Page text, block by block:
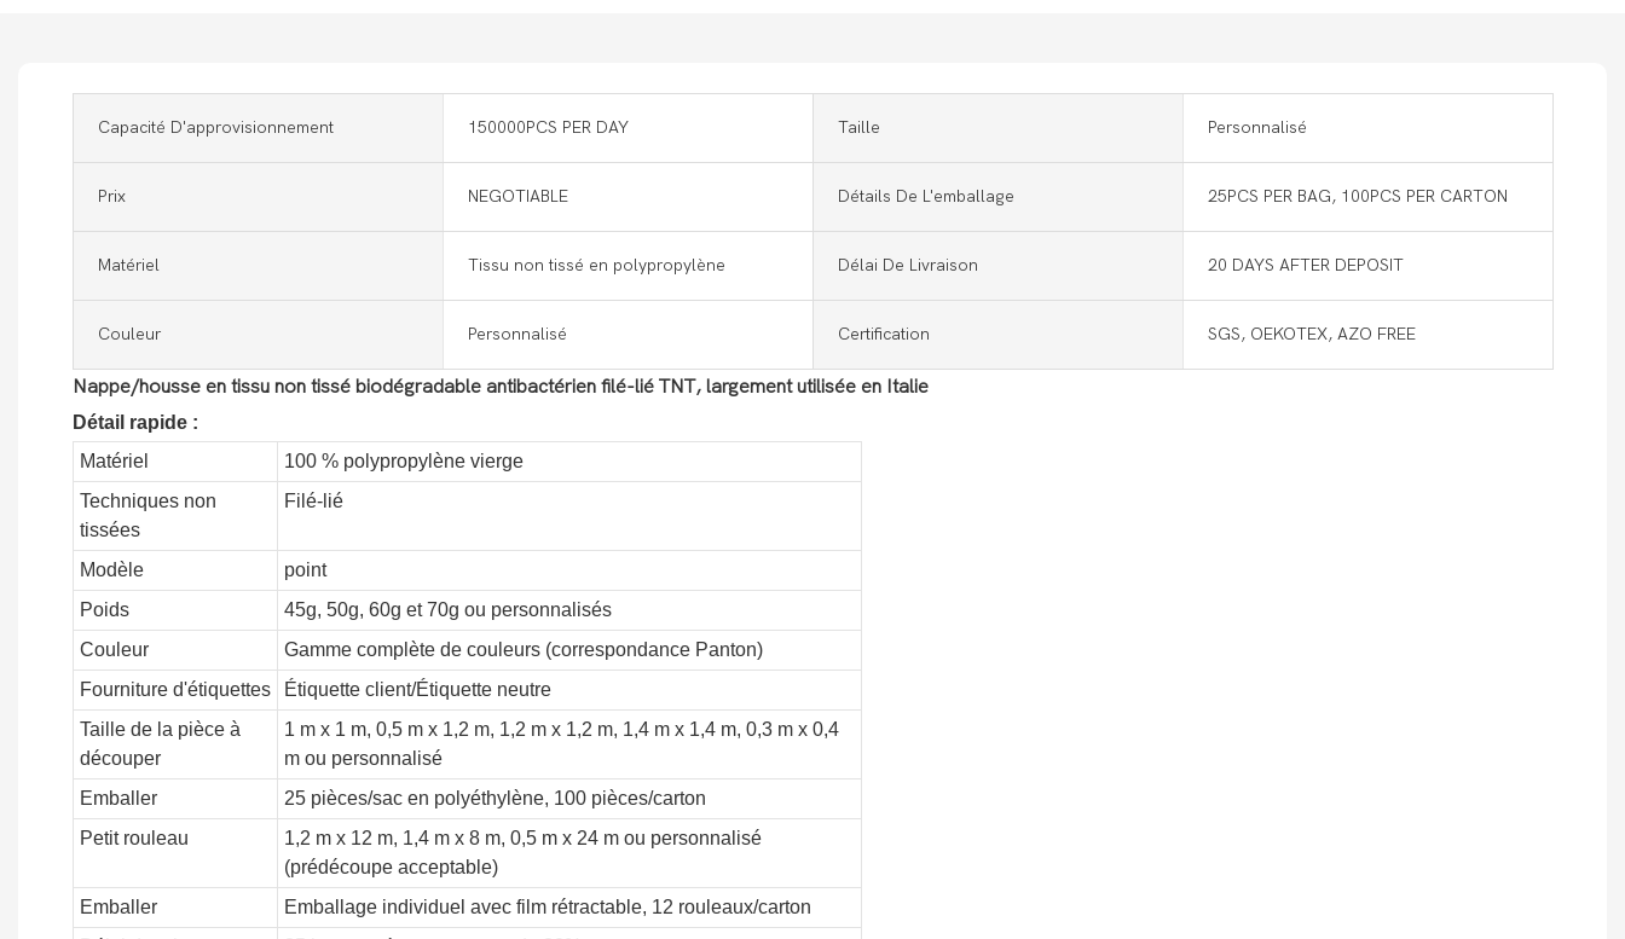
Capacité D'approvisionnement 150000PCS PER DAY Taille Personnalisé
Prix NEGOTIABLE Détails De L'emballage 25PCS PER BAG, 100PCS PER CARTON
Matériel Tissu non tissé en polypropylène Délai De Livraison 20 DAYS AFTER DEPOSIT
Couleur Personnalisé Certification SGS, OEKOTEX, AZO FREE
Nappe/housse en tissu non tissé biodégradable antibactérien filé-lié TNT, largement utilisée en Italie
Détail rapide :
Matériel
100 % polypropylène vierge
Techniques non
tissées
Filé-lié
Modèle
point
Poids
45g, 50g, 60g et 70g ou personnalisés
Couleur
Gamme complète de couleurs (correspondance Panton)
Fourniture d'étiquettes
Étiquette client/Étiquette neutre
Taille de la pièce à
découper
1 m x 1 m, 0,5 m x 1,2 m, 1,2 m x 1,2 m, 1,4 m x 1,4 m, 0,3 m x 0,4
m ou personnalisé
Emballer
25 pièces/sac en polyéthylène, 100 pièces/carton
Petit rouleau
1,2 m x 12 m, 1,4 m x 8 m, 0,5 m x 24 m ou personnalisé
(prédécoupe acceptable)
Emballer
Emballage individuel avec film rétractable, 12 rouleaux/carton